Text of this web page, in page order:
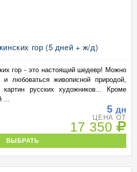
гор (5 дней + ж/д)
гор - это настоящий шедевр! Можно
любоваться живописной природой,
русских художников... Кроме
...
5 дн
ЦЕНА ОТ
17 350
ВЫБРАТЬ